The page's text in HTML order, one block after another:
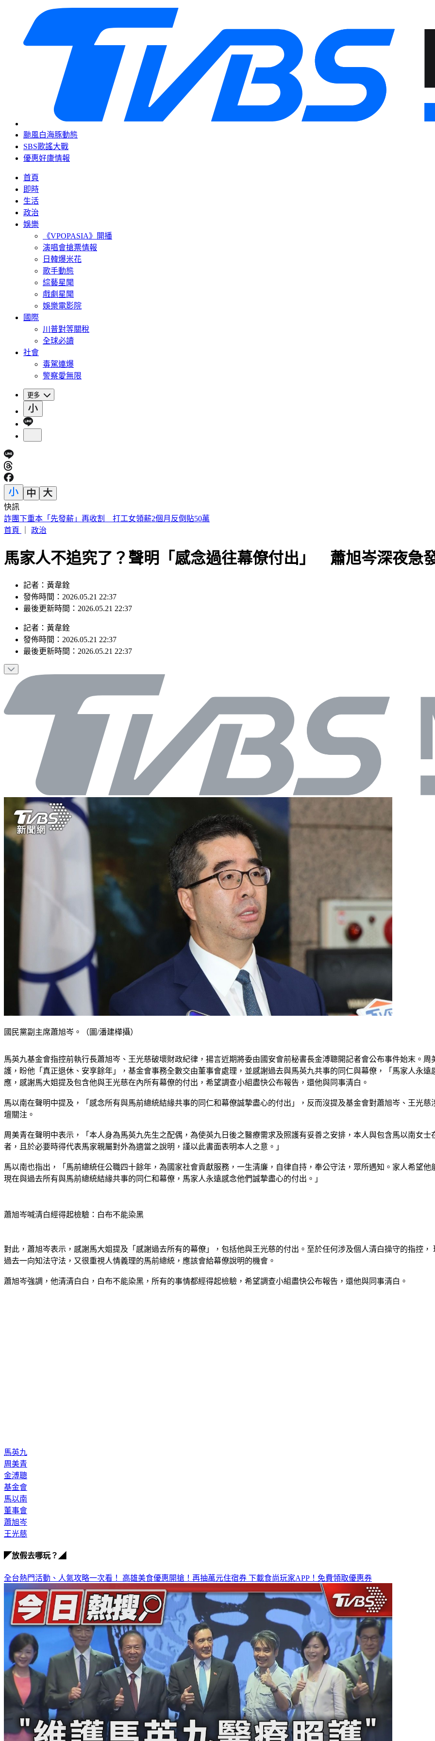
颱風白海豚動態
SBS歌謠大戰
優惠好康情報
首頁
即時
生活
政治
娛樂
《VPOPASIA》開播
演唱會搶票情報
日韓爆米花
歌手動態
綜藝星聞
戲劇星聞
娛樂電影院
國際
川普對等關稅
全球必讀
社會
毒駕連爆
警察愛無限
更多
快訊
姜厚任小24歲女友遭疑學歷造假 蕭彤雯：確實台大畢業
首頁
政治
馬家人不追究了？聲明「感念過往幕僚付出」 蕭旭岑深夜急
記者：黃韋銓
發佈時間：2026.05.21 22:37
最後更新時間：2026.05.21 22:37
記者 ： 黃韋銓
發佈時間： 2026.05.21 22:37
最後更新時間： 2026.05.21 22:37
國民黨副主席蕭旭岑。（圖/潘建樺攝）
馬英九基金會指控前執行長蕭旭岑、王光慈破壞財政紀律，揚言近期將委由國安會前秘書長金溥聰開記者會公布事件始末。
護，盼他「真正退休、安享餘年」，基金會事務全數交由董事會處理，並感謝過去與馬英九共事的同仁與幕僚，「馬家人永
應，感謝馬大姐提及包含他與王光慈在內所有幕僚的付出，希望調查小組盡快公布報告，還他與同事清白。
馬以南在聲明中提及，「感念所有與馬前總統結緣共事的同仁和幕僚誠摯盡心的付出」，反而沒提及基金會對蕭旭岑、王光
壇關注。
周美青在聲明中表示，「本人身為馬英九先生之配偶，為使英九日後之醫療需求及照護有妥善之安排，本人與包含馬以南女
者，且於必要時得代表馬家親屬對外為適當之說明，謹以此書面表明本人之意。」
馬以南也指出，「馬前總統任公職四十餘年，為國家社會貢獻服務，一生清廉，自律自持，奉公守法，眾所遇知。家人希望
現在與過去所有與馬前總統結緣共事的同仁和幕僚，馬家人永遠感念他們誠摯盡心的付出。」
蕭旭岑喊清白經得起檢驗：白布不能染黑
對此，蕭旭岑表示，感謝馬大姐提及「感謝過去所有的幕僚」，包括他與王光慈的付出。至於任何涉及個人清白操守的指控
過去一向知法守法，又很重視人情義理的馬前總統，應該會給幕僚說明的機會。
蕭旭岑強調，他清清白白，白布不能染黑，所有的事情都經得起檢驗，希望調查小組盡快公布報告，還他與同事清白。
馬英九
周美青
金溥聰
基金會
馬以南
董事會
蕭旭岑
王光慈
◤放假去哪玩？◢
全台熱門活動、人氣攻略一次看！ 高雄美食優惠開搶！再抽萬元住宿券 下載食尚玩家APP！免費領取優惠券